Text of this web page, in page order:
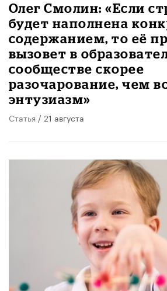
Олег Смолин: «Если
будет наполнена
содержанием, то её
вызовет в
сообществе скорее
разочарование, чем
энтузиазм»
Статья / 21 августа